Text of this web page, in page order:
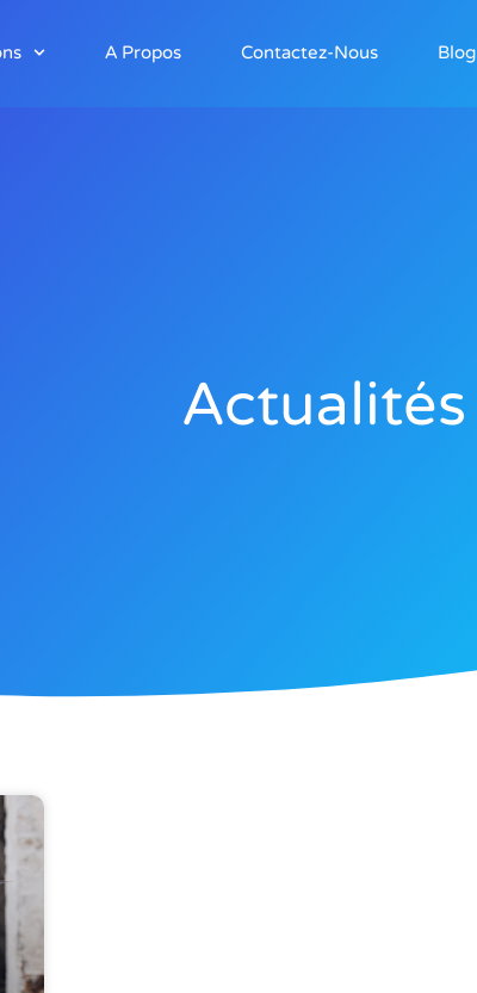
A Propos Contactez-Nous Blog
Actualités